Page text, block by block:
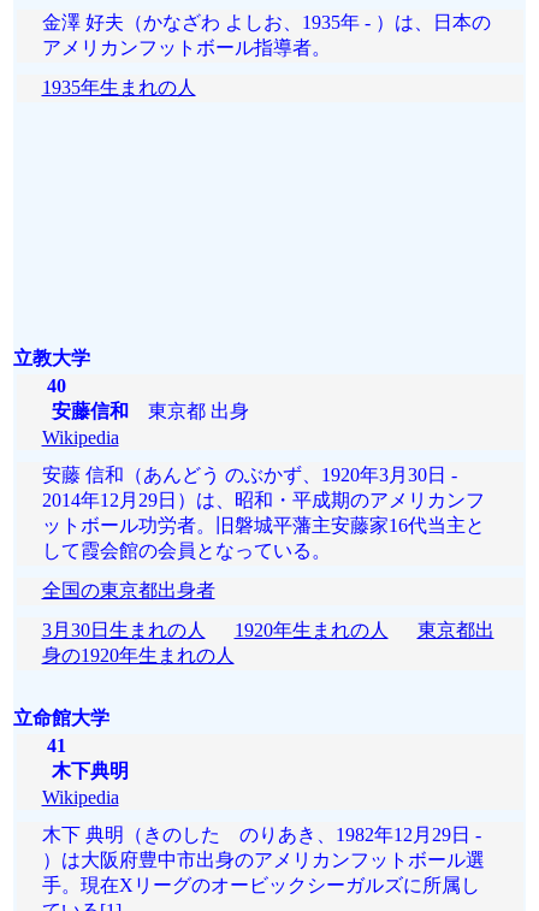
金澤 好夫（かなざわ よしお、1935年 - ）は、日本の
アメリカンフットボール指導者。
1935年生まれの人
立教大学
40
安藤信和 東京都 出身
Wikipedia
安藤 信和（あんどう のぶかず、1920年3月30日 -
2014年12月29日）は、昭和・平成期のアメリカンフ
ットボール功労者。旧磐城平藩主安藤家16代当主と
して霞会館の会員となっている。
全国の東京都出身者
3月30日生まれの人
1920年生まれの人
東京都出
身の1920年生まれの人
立命館大学
41
木下典明
Wikipedia
木下 典明（きのした のりあき、1982年12月29日 -
）は大阪府豊中市出身のアメリカンフットボール選
手。現在Xリーグのオービックシーガルズに所属し